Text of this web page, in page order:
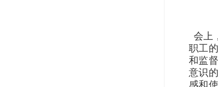
会上
职工
和监
意识
感和